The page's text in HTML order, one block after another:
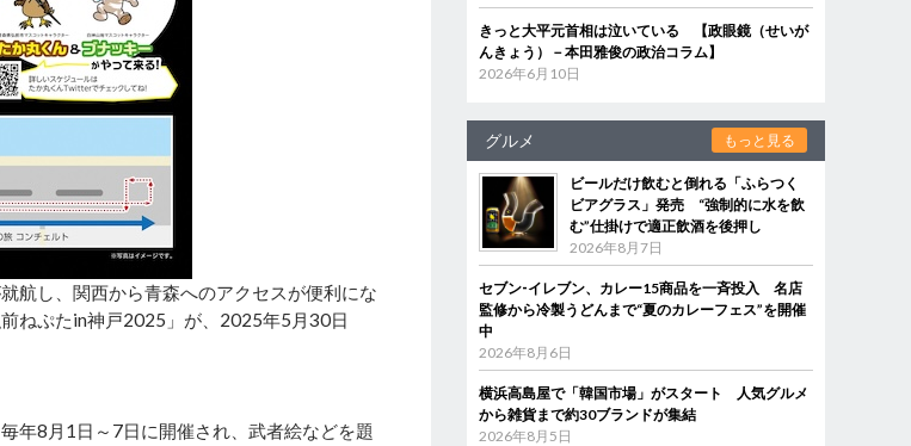
航し、関西から青森へのアクセスが便利にな
ねぷたin神戸2025」が、2025年5月30日
年8月1日～7日に開催され、武者絵などを題
きっと大平元首相は泣いている 【政眼鏡（せいが
んきょう）－本田雅俊の政治コラム】
2026年6月10日
グルメ もっと見る
ビールだけ飲むと倒れる「ふらつく
ビアグラス」発売 “強制的に水を飲
む”仕掛けで適正飲酒を後押し
2026年8月7日
セブン‐イレブン、カレー15商品を一斉投入 名店
監修から冷製うどんまで“夏のカレーフェス”を開催
中
2026年8月6日
横浜高島屋で「韓国市場」がスタート 人気グルメ
から雑貨まで約30ブランドが集結
2026年8月5日